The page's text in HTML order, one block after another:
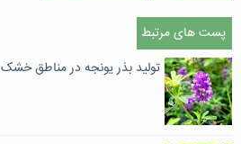
پست های مرتبط
تولید بذر یونجه در مناطق خشک